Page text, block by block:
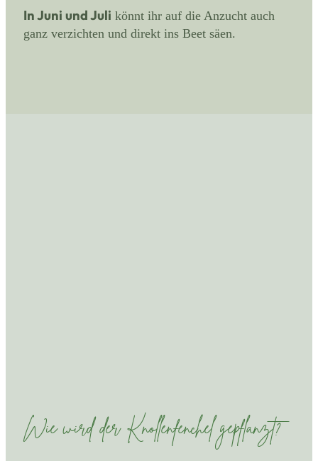
In Juni und Juli könnt ihr auf die Anzucht auch
ganz verzichten und direkt ins Beet säen.
Wie wird der Knollenfenchel gepflanzt?